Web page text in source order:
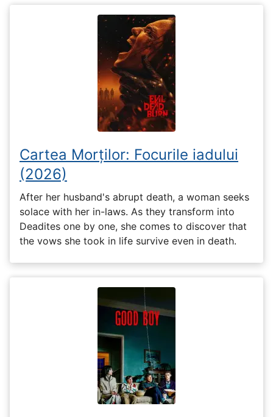
Cartea Morților: Focurile iadului
(2026)
After her husband's abrupt death, a woman seeks
solace with her in-laws. As they transform into
Deadites one by one, she comes to discover that
the vows she took in life survive even in death.